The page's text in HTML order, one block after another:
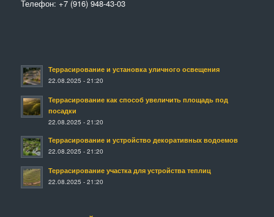
Телефон: +7 (916) 948-43-03
Террасирование и установка уличного освещения
22.08.2025 - 21:20
Террасирование как способ увеличить площадь под
посадки
22.08.2025 - 21:20
Террасирование и устройство декоративных водоемов
22.08.2025 - 21:20
Террасирование участка для устройства теплиц
22.08.2025 - 21:20